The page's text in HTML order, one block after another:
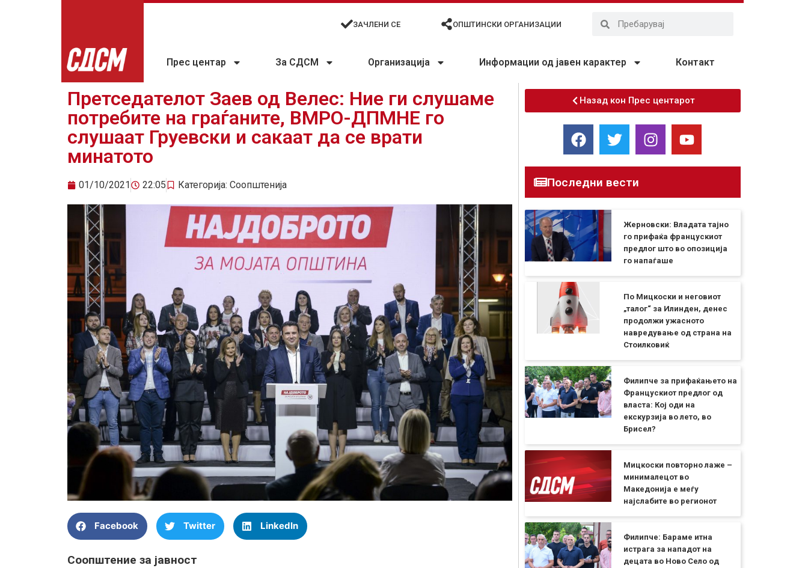
ЗАЧЛЕНИ СЕ ОПШТИНСКИ ОРГАНИЗАЦИИ
Прес центар За СДСМ Организација Информации од јавен карактер Контакт
Претседателот Заев од Велес: Ние ги слушаме
потребите на граѓаните, ВМРО-ДПМНЕ го
слушаат Груевски и сакаат да се врати
минатото
01/10/2021 22:05 Категорија: Соопштенија
Facebook Twitter LinkedIn
Соопштение за јавност
Назад кон Прес центарот
Последни вести
Жерновски: Владата тајно
го прифаќа францускиот
предлог што во опозиција
го напаѓаше
По Мицкоски и неговиот
„талог“ за Илинден, денес
продолжи ужасното
навредување од страна на
Стоилковиќ
Филипче за прифаќањето на
Францускиот предлог од
власта: Кој оди на
екскурзија во лето, во
Брисел?
Мицкоски повторно лаже –
минималецот во
Македонија е меѓу
најслабите во регионот
Филипче: Бараме итна
истрага за нападот на
децата во Ново Село од